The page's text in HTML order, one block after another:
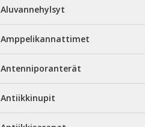
Aluvannehylsyt
Amppelikannattimet
Antenniporanterät
Antiikkinupit